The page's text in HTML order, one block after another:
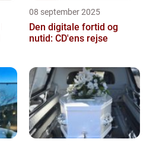
08 september 2025
Den digitale fortid og
nutid: CD'ens rejse